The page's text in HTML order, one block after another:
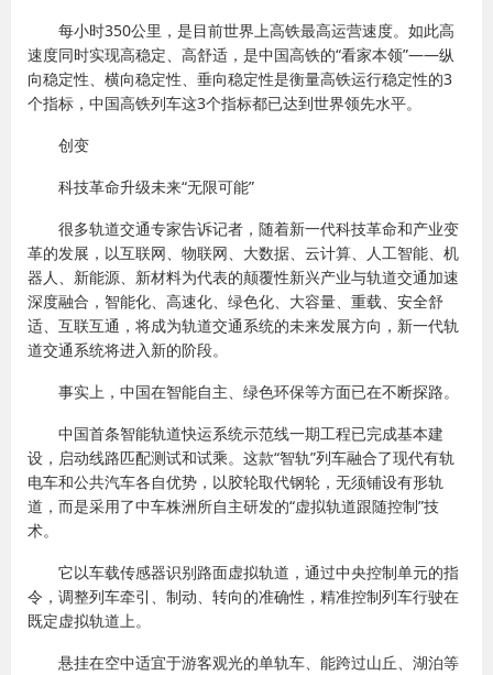
每小时350公里，是目前世界上高铁最高运营速度。如此高
速度同时实现高稳定、高舒适，是中国高铁的“看家本领”——纵
向稳定性、横向稳定性、垂向稳定性是衡量高铁运行稳定性的3
个指标，中国高铁列车这3个指标都已达到世界领先水平。
创变
科技革命升级未来“无限可能”
很多轨道交通专家告诉记者，随着新一代科技革命和产业变
革的发展，以互联网、物联网、大数据、云计算、人工智能、机
器人、新能源、新材料为代表的颠覆性新兴产业与轨道交通加速
深度融合，智能化、高速化、绿色化、大容量、重载、安全舒
适、互联互通，将成为轨道交通系统的未来发展方向，新一代轨
道交通系统将进入新的阶段。
事实上，中国在智能自主、绿色环保等方面已在不断探路。
中国首条智能轨道快运系统示范线一期工程已完成基本建
设，启动线路匹配测试和试乘。这款“智轨”列车融合了现代有轨
电车和公共汽车各自优势，以胶轮取代钢轮，无须铺设有形轨
道，而是采用了中车株洲所自主研发的“虚拟轨道跟随控制”技
术。
它以车载传感器识别路面虚拟轨道，通过中央控制单元的指
令，调整列车牵引、制动、转向的准确性，精准控制列车行驶在
既定虚拟轨道上。
悬挂在空中适宜于游客观光的单轨车、能跨过山丘、湖泊等